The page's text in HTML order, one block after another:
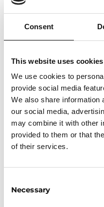
Consent
This website uses cookies
We use cookies to
provide social media
We also share information
our social media,
may combine it with other
provided to them or that
of their services.
Selection
Necessary
binnen de IT-sector.
als IT-support engineer
Van essentiële IT-
mindset en focus voor
slimme tips en tricks
lossen – dit is de meest
omscholingscursus die
Deze content is nog
onze eigen organisatie
beter onthoudt en zo
het werkleven